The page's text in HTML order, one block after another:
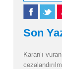
Son
Karan’ı